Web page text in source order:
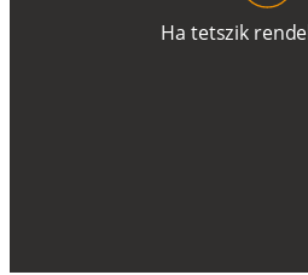
Ha tetszik rend